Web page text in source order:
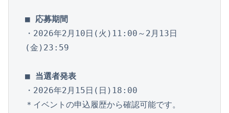
■ 応募期間
・2026年2月10日(火)11:00～2月13日
(金)23:59
■ 当選者発表
・2026年2月15日(日)18:00
＊イベントの申込履歴から確認可能です。